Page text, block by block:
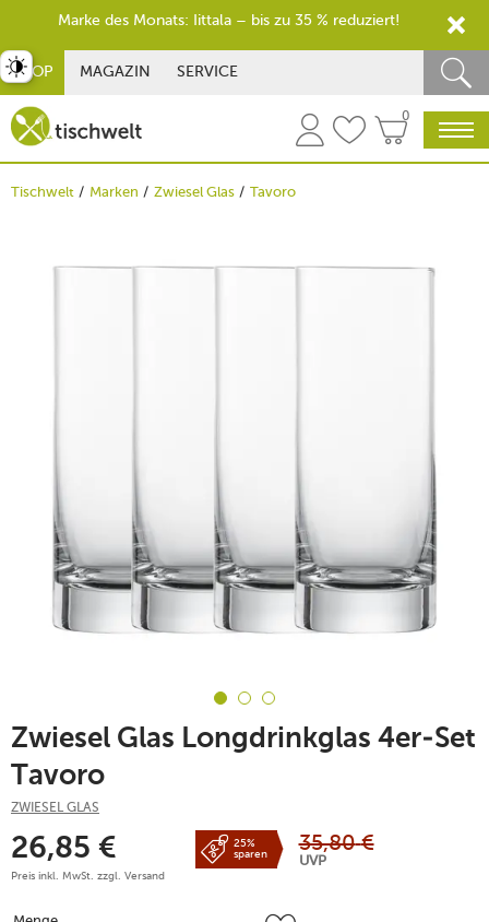
SHOP MAGAZIN SERVICE
0
Tischwelt Marken Zwiesel Glas Tavoro
Zwiesel Glas Longdrinkglas 4er-Set
Tavoro
ZWIESEL GLAS
26,85 €
Preis inkl. MwSt. zzgl. Versand
25%
sparen
35,80 €
UVP
umschalten
Marke des Monats: Iittala – bis zu 35 % reduziert!